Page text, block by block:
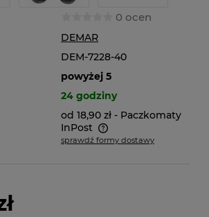
0 ocen
DEMAR
DEM-7228-40
powyżej 5
24 godziny
od 18,90 zł - Paczkomaty
InPost
ewentualnych kosztów płatności
sprawdź formy dostawy